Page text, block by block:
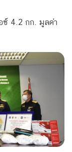
ซ์ 4.2 กก. มูลค่า